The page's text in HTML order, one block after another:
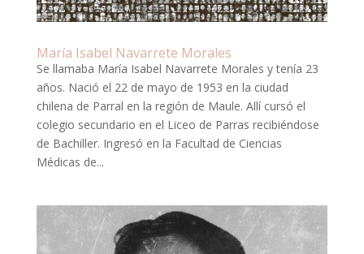
María Isabel Navarrete Morales
Se llamaba María Isabel Navarrete Morales y tenía 23
años. Nació el 22 de mayo de 1953 en la ciudad
chilena de Parral en la región de Maule. Allí cursó el
colegio secundario en el Liceo de Parras recibiéndose
de Bachiller. Ingresó en la Facultad de Ciencias
Médicas de...